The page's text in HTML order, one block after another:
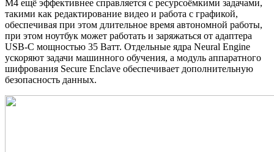
M4 ещё эффективнее справляется с ресурсоёмкими задачами,
такими как редактирование видео и работа с графикой,
обеспечивая при этом длительное время автономной работы,
при этом ноутбук может работать и заряжаться от адаптера
USB-C мощностью 35 Ватт. Отдельные ядра Neural Engine
ускоряют задачи машинного обучения, а модуль аппаратного
шифрования Secure Enclave обеспечивает дополнительную
безопасность данных.